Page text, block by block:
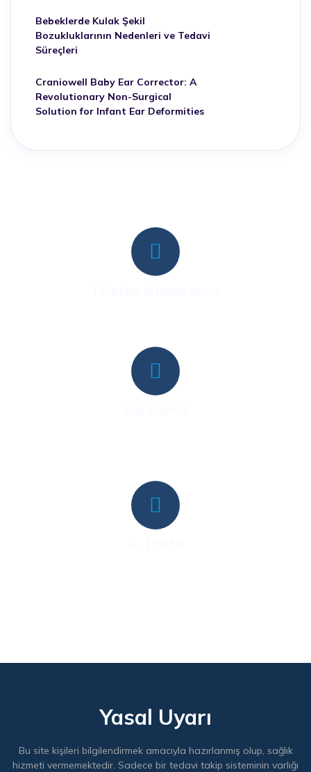
Bebeklerde Kulak Şekil
Bozukluklarının Nedenleri ve Tedavi
Süreçleri
Craniowell Baby Ear Corrector: A
Revolutionary Non-Surgical
Solution for Infant Ear Deformities
Yasal Uyarı
Bu site kişileri bilgilendirmek amacıyla hazırlanmış olup, sağlık
hizmeti vermemektedir. Sadece bir tedavi takip sisteminin varlığı